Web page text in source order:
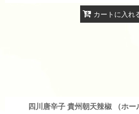
カートに入れ
四川唐辛子 貴州朝天辣椒 （ホー